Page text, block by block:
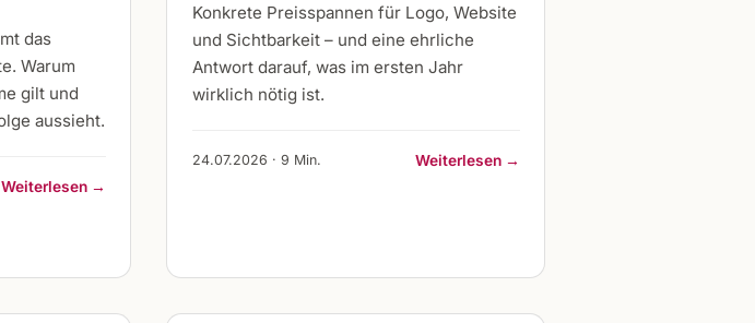
das
Warum
gilt und
aussieht.
Weiterlesen →
Konkrete Preisspannen für Logo, Website
und Sichtbarkeit – und eine ehrliche
Antwort darauf, was im ersten Jahr
wirklich nötig ist.
24.07.2026 · 9 Min. Weiterlesen →